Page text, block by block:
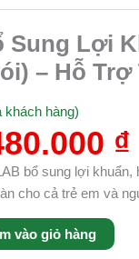
Sung Lợi
– Hỗ
khách hàng)
₫.
₫
bổ sung lợi
cho cả trẻ em và
vào giỏ hàng